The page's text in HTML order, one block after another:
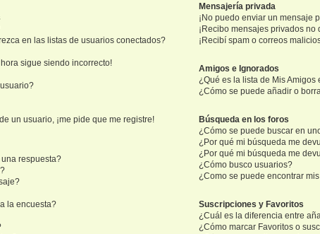
en las listas de usuarios conectados?
sigue siendo incorrecto!
un usuario, ¡me pide que me registre!
respuesta?
la encuesta?
Mensajería privada
¡No puedo enviar un mensaje
¡Recibo mensajes privados no
¡Recibí spam o correos
Amigos e Ignorados
¿Qué es la lista de Mis Amigos
¿Cómo se puede añadir o
Búsqueda en los foros
¿Cómo se puede buscar en
¿Por qué mi búsqueda me
¿Por qué mi búsqueda me
¿Cómo busco usuarios?
¿Como se puede encontrar
Suscripciones y Favoritos
¿Cuál es la diferencia entre
¿Cómo marcar Favoritos o